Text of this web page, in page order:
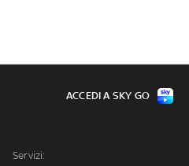
Servizi:
ACCEDI A SKY GO